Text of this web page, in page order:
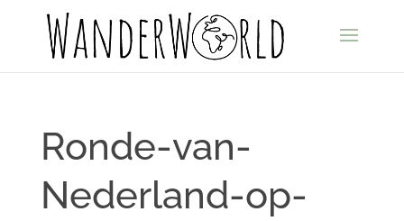
Ronde-van-
Nederland-op-